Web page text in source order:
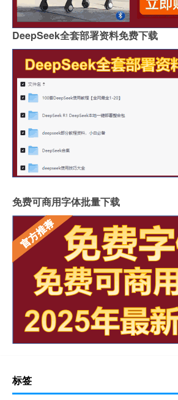
DeepSeek全套部署资料免费下载
免费可商用字体批量下载
标签